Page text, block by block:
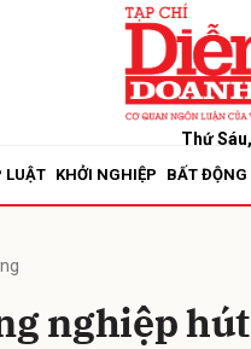
Thứ Sáu,
LUẬT KHỞI NGHIỆP BẤT ĐỘNG
nghiệp